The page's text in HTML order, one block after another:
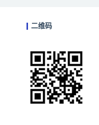
二维码